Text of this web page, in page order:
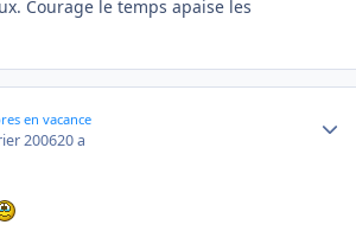
Courage le temps apaise les
en vacance
200620 a